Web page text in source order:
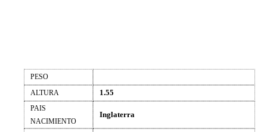
PESO
ALTURA
1.55
PAIS
NACIMIENTO
Inglaterra